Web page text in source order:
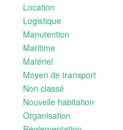
Location
Logistique
Manutention
Maritime
Matériel
Moyen de transport
Non classé
Nouvelle habitation
Organisation